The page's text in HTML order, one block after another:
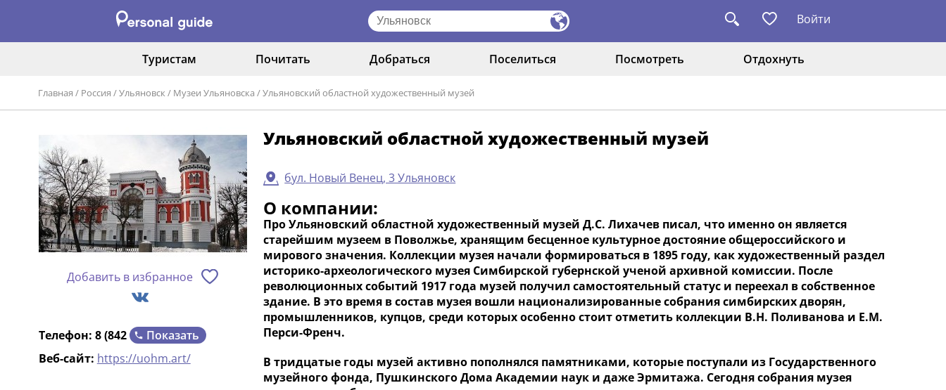
Войти
Туристам Почитать Добраться Поселиться Посмотреть Отдохнуть
Главная / Россия /Ульяновск / Музеи Ульяновска /Ульяновский областной художественный музей
Добавить в избранное
Телефон: 8 (842
Показать
Веб-сайт: https://uohm.art/
Ульяновский областной художественный музей
бул. Новый Венец, 3 Ульяновск
О компании:
Про Ульяновский областной художественный музей Д.С. Лихачев писал, что именно он является
старейшим музеем в Поволжье, хранящим бесценное культурное достояние общероссийского и
мирового значения. Коллекции музея начали формироваться в 1895 году, как художественный раздел
историко-археологического музея Симбирской губернской ученой архивной комиссии. После
революционных событий 1917 года музей получил самостоятельный статус и переехал в собственное
здание. В это время в состав музея вошли национализированные собрания симбирских дворян,
промышленников, купцов, среди которых особенно стоит отметить коллекции В.Н. Поливанова и Е.М.
Перси-Френч.
В тридцатые годы музей активно пополнялся памятниками, которые поступали из Государственного
музейного фонда, Пушкинского Дома Академии наук и даже Эрмитажа. Сегодня собрания музея